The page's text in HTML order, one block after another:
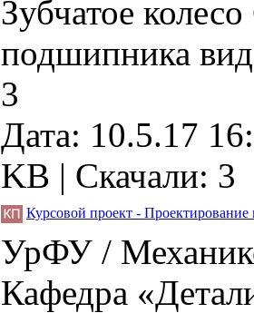
Зубчатое
подшипника
3
Дата: 10.5.17
KB | Скачали: 3
Курсовой проект - Проектирование
УрФУ /
Кафедра